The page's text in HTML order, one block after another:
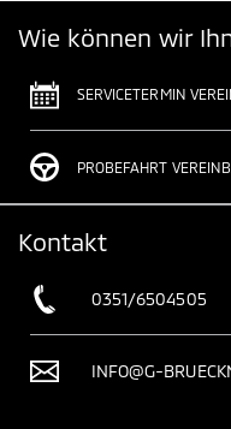
Wie können wir
SERVICETERMIN
PROBEFAHRT
Kontakt
0351/6504505
INFO@G-